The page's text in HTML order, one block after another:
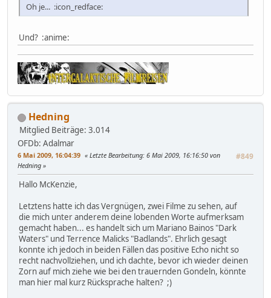
Oh je... :icon_redface:
Und? :anime:
Hedning
Mitglied Beiträge: 3.014
OFDb: Adalmar
6 Mai 2009, 16:04:39 #849
Letzte Bearbeitung: 6 Mai 2009, 16:16:50 von
Hedning
Hallo McKenzie,
Letztens hatte ich das Vergnügen, zwei Filme zu sehen, auf
die mich unter anderem deine lobenden Worte aufmerksam
gemacht haben... es handelt sich um Mariano Bainos "Dark
Waters" und Terrence Malicks "Badlands". Ehrlich gesagt
konnte ich jedoch in beiden Fällen das positive Echo nicht so
recht nachvollziehen, und ich dachte, bevor ich wieder deinen
Zorn auf mich ziehe wie bei den trauernden Gondeln, könnte
man hier mal kurz Rücksprache halten? ;)